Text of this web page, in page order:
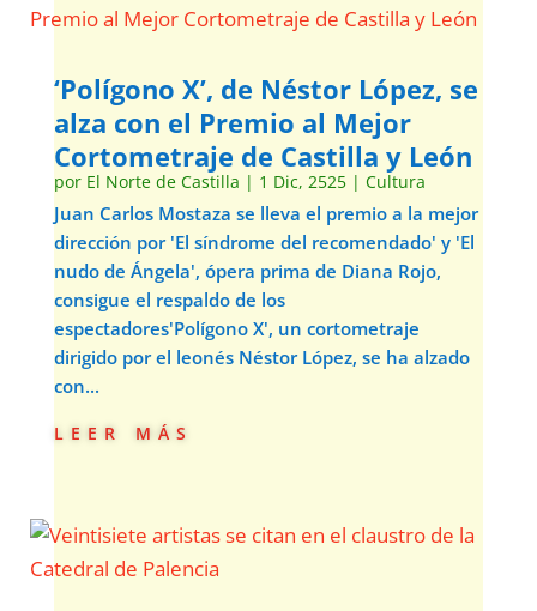
‘Polígono X’, de Néstor López, se
alza con el Premio al Mejor
Cortometraje de Castilla y León
por El Norte de Castilla | 1 Dic, 2525| Cultura
Juan Carlos Mostaza se lleva el premio a la mejor
dirección por 'El síndrome del recomendado' y 'El
nudo de Ángela', ópera prima de Diana Rojo,
consigue el respaldo de los
espectadores'Polígono X', un cortometraje
dirigido por el leonés Néstor López, se ha alzado
con...
leer más